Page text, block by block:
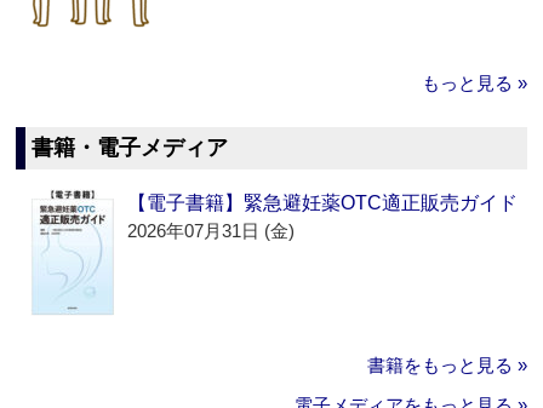
もっと見る »
書籍・電子メディア
【電子書籍】緊急避妊薬OTC適正販売ガイド
2026年07月31日 (金)
書籍をもっと見る »